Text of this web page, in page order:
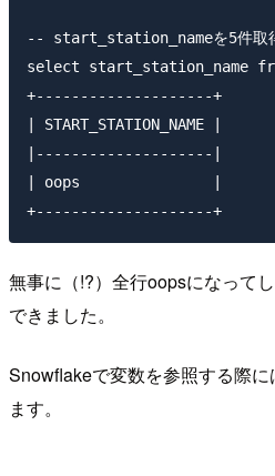
-- start_station_nameを5件取
select start_station_name
| START_STATION_NAME |
|--------------------|
| oops               |
無事に（!?）全行oopsになって
できました。
Snowflakeで変数を参照する際に
ます。